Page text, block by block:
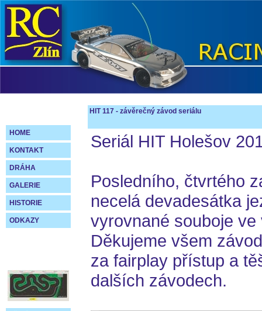
HOME
KONTAKT
DRÁHA
GALERIE
HISTORIE
ODKAZY
HIT 117 - závěrečný závod seriálu
Seriál HIT Holešov
Posledního, čtvrtého
necelá devadesátka
vyrovnané souboje
Děkujeme všem
za fairplay přístup a
dalších závodech.